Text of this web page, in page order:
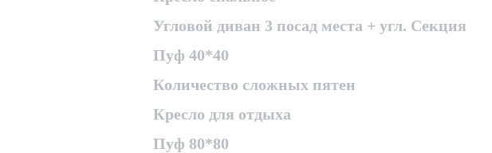
Угловой диван 3 посад места + угл. Секция
Пуф 40*40
Количество сложных пятен
Кресло для отдыха
Пуф 80*80